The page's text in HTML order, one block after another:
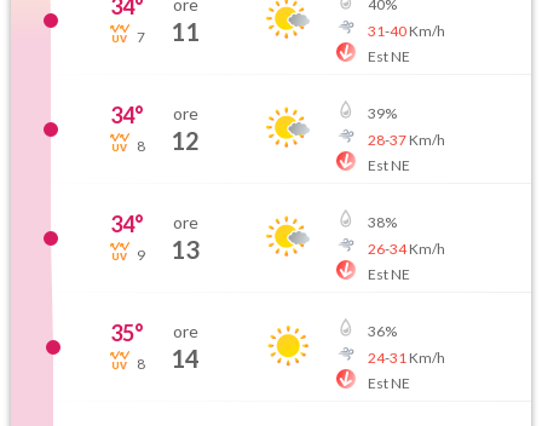
34°
7 11
40%
31-40Km/h
Est NE
34°
8
ore
12
39%
28-37Km/h
Est NE
34°
9
ore
13
38%
26-34Km/h
Est NE
35°
8
ore
14
36%
24-31 Km/h
Est NE